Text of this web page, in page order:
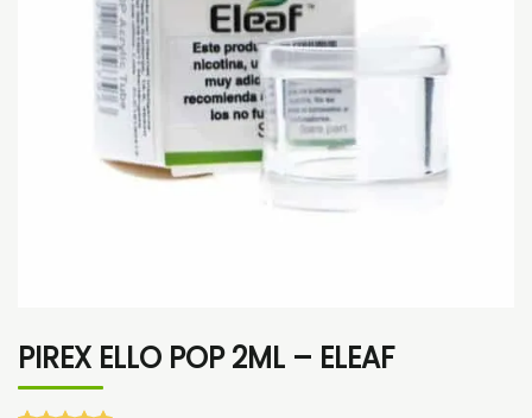
PIREX ELLO POP 2ML – ELEAF